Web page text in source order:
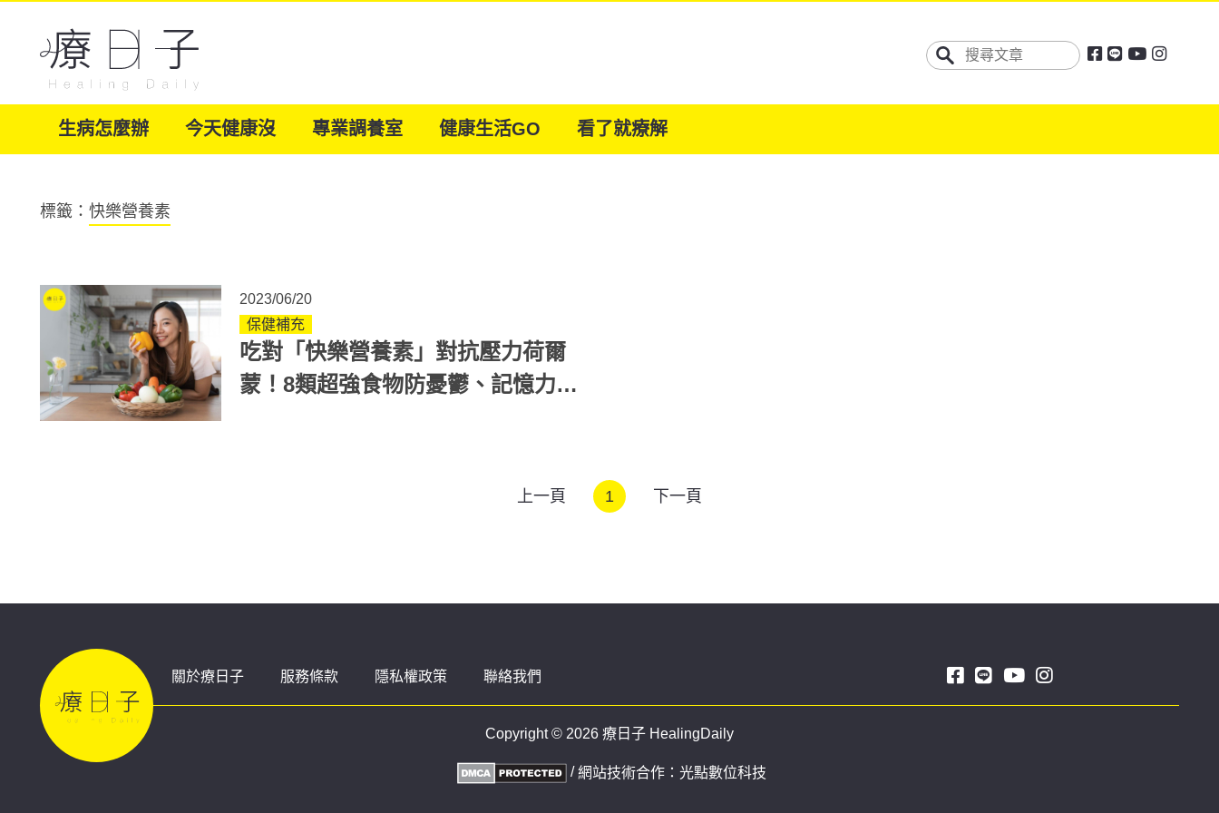
生病怎麼辦 今天健康沒 專業調養室 健康生活GO 看了就療解
標籤： 快樂營養素
2023/06/20
保健補充
吃對「快樂營養素」對抗壓力荷爾
蒙！8類超強食物防憂鬱、記憶力減
上一頁 1 下一頁
關於療日子 服務條款 隱私權政策 聯絡我們
Copyright © 2026 療日子 HealingDaily
/網站技術合作： 光點數位科技